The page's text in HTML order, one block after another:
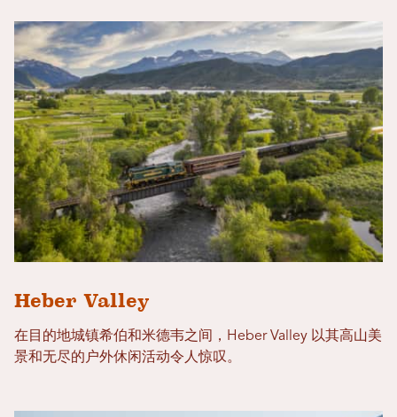
Heber Valley
在目的地城镇希伯和米德韦之间，Heber Valley 以其高山美
景和无尽的户外休闲活动令人惊叹。